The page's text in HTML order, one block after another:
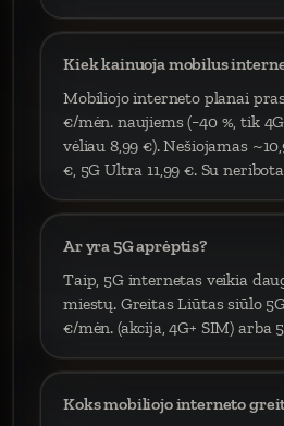
Kiek kainuoja mobilus
Mobiliojo interneto planai
€/mėn. naujiems (−40 %, tik
vėliau 8,99 €). Nešiojamas
€, 5G Ultra 11,99 €. Su
Ar yra 5G aprėptis?
Taip, 5G internetas veikia
miestų. Greitas Liūtas siūlo
€/mėn. (akcija, 4G+ SIM) arba
Koks mobiliojo interneto